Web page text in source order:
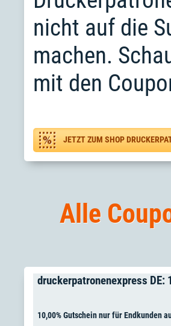
nicht auf die
machen.
mit den
JETZT ZUM SHOP
Alle
druckerpatronenexpress
10,00% Gutschein nur für Endkunden